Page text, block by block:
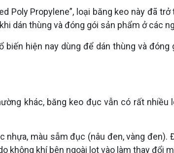
Poly Propylene”, loại băng keo này đã
dán thùng và đóng gói sản phẩm ở các
biến hiện nay dùng để dán thùng và
khác, băng keo đục vẫn có rất nhiều
màu sẫm đục (nâu đen, vàng
không khí bên ngoài lọt vào làm thay đổi